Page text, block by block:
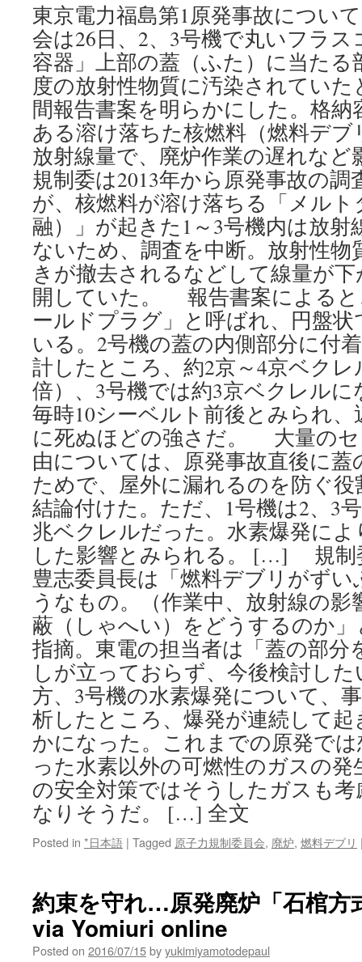
東京電力福島第1原発事故につい
会は26日、2、3号機で丸いフラ
容器」上部の蓋（ふた）に当たる
度の放射性物質に汚染されてい
間報告書案を明らかにした。格
ある溶け落ちた核燃料（燃料デ
放射線量で、廃炉作業の遅れなど
規制委は2013年から原発事故の
が、核燃料が溶け落ちる「メル
融）」が起きた1～3号機内は放射
ないため、調査を中断。放射性
きが撤去されるなどして線量が下
開していた。 報告書案によると
ールドプラグ」と呼ばれ、円盤
いる。2号機の蓋の内側部分に付
計したところ、約2京～4京ベク
倍）、3号機では約3京ベクレル
毎時10シーベルト前後とみられ
に死ぬほどの強さだ。 大量の
由については、原発事故直後に
ためで、屋外に漏れるのを防ぐ
結論付けた。ただ、1号機は2、3
兆ベクレルだった。水素爆発に
した影響とみられる。 […] 規制
豊志委員長は「燃料デブリがず
うなもの。（作業中、放射線の
蔽（しゃへい）をどうするのか
指摘。東電の担当者は「蓋の部分
しが立っておらず、今後検討し
方、3号機の水素爆発について、
析したところ、爆発が連続して
かになった。これまでの原発で
った水素以外の可燃性のガスの
の安全対策ではそうしたガスも
なりそうだ。 […] 全文
Posted in *日本語 | Tagged 原子力規制委員会, 廃炉, 燃料デブリ
約束を守れ…原発廃炉「石棺方
via Yomiuri online
Posted on 2016/07/15byyukimiyamotodepaul